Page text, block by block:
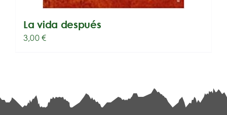
La vida después
3,00€